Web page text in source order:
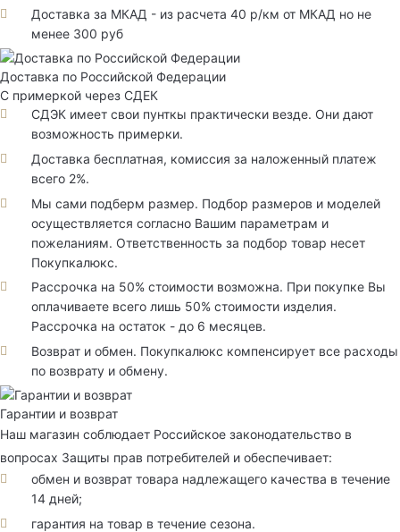
Доставка за МКАД - из расчета 40 р/км от МКАД но не
менее 300 руб
Доставка по Российской Федерации
С примеркой через СДЕК
СДЭК имеет свои пунткы практически везде. Они дают
возможность примерки.
Доставка бесплатная, комиссия за наложенный платеж
всего 2%.
Мы сами подберм размер. Подбор размеров и моделей
осуществляется согласно Вашим параметрам и
пожеланиям. Ответственность за подбор товар несет
Покупкалюкс.
Рассрочка на 50% стоимости возможна. При покупке Вы
оплачиваете всего лишь 50% стоимости изделия.
Рассрочка на остаток - до 6 месяцев.
Возврат и обмен. Покупкалюкс компенсирует все расходы
по возврату и обмену.
Гарантии и возврат
Наш магазин соблюдает Российское законодательство в
вопросах Защиты прав потребителей и обеспечивает:
обмен и возврат товара надлежащего качества в течение
14 дней;
гарантия на товар в течение сезона.